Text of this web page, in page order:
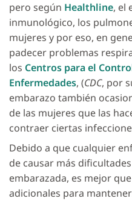
pero según Healthline, el
inmunológico, los
mujeres y por eso, en
padecer problemas
los Centros para el
Enfermedades, (CDC, por
embarazo también
de las mujeres que las
contraer ciertas
Debido a que cualquier
de causar más
embarazada, es mejor
adicionales para